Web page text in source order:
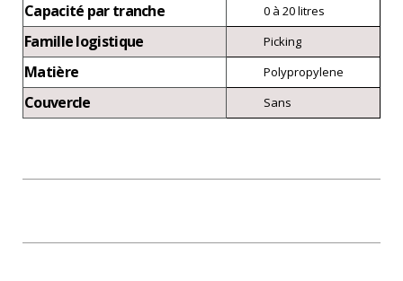
Capacité par tranche 0 à 20 litres
Famille logistique Picking
Matière Polypropylene
Couvercle Sans